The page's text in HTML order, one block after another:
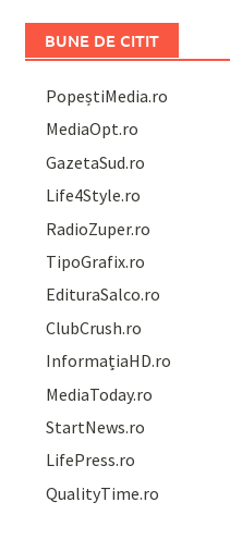
BUNE DE CITIT
PopeștiMedia.ro
MediaOpt.ro
GazetaSud.ro
Life4Style.ro
RadioZuper.ro
TipoGrafix.ro
EdituraSalco.ro
ClubCrush.ro
InformațiaHD.ro
MediaToday.ro
StartNews.ro
LifePress.ro
QualityTime.ro